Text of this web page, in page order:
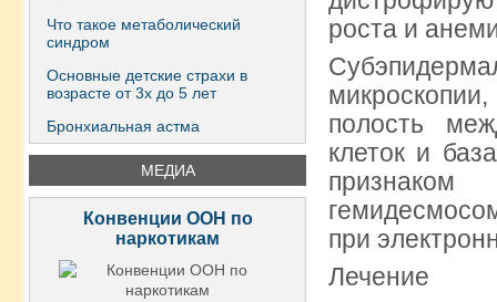
Что такое метаболический
синдром
Основные детские страхи в
возрасте от 3х до 5 лет
Бронхиальная астма
МЕДИА
Конвенции ООН по
наркотикам
роста и
полость
клеток и
при
Лечение